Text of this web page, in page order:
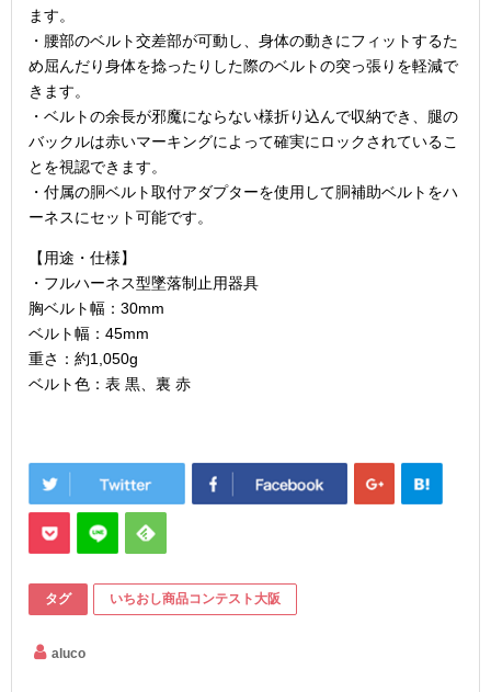
ます。
・腰部のベルト交差部が可動し、身体の動きにフィットするた
め屈んだり身体を捻ったりした際のベルトの突っ張りを軽減で
きます。
・ベルトの余長が邪魔にならない様折り込んで収納でき、腿の
バックルは赤いマーキングによって確実にロックされているこ
とを視認できます。
・付属の胴ベルト取付アダプターを使用して胴補助ベルトをハ
ーネスにセット可能です。
【用途・仕様】
・フルハーネス型墜落制止用器具
胸ベルト幅：30mm
ベルト幅：45mm
重さ：約1,050g
ベルト色：表 黒、裏 赤
タグ いちおし商品コンテスト大阪
aluco